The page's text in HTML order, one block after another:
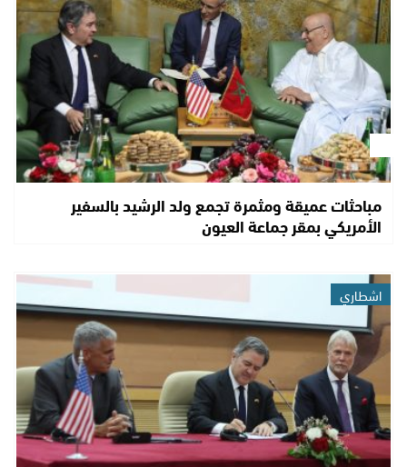
مباحثات عميقة ومثمرة تجمع ولد الرشيد بالسفير
الأمريكي بمقر جماعة العيون
اشطاري